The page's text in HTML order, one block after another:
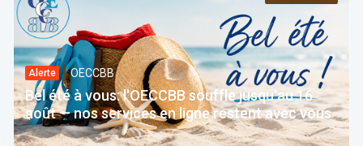
Alerte OECCBB
Bel été à vous: l'OECCBB souffle jusqu'au 16
août — nos services en ligne restent avec vous